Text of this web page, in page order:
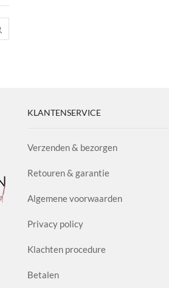
SEARCH
KLANTENSERVICE
Verzenden & bezorgen
Retouren & garantie
Algemene voorwaarden
Privacy policy
Klachten procedure
Betalen